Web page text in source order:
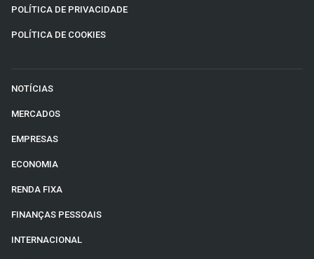
POLÍTICA DE PRIVACIDADE
POLÍTICA DE COOKIES
NOTÍCIAS
MERCADOS
EMPRESAS
ECONOMIA
RENDA FIXA
FINANÇAS PESSOAIS
INTERNACIONAL